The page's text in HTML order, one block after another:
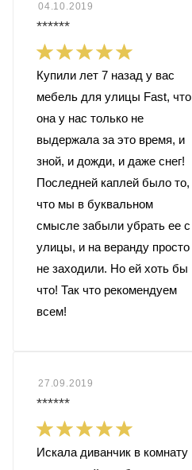
04.10.2019
******
Купили лет 7 назад у вас
мебель для улицы Fast, что
она у нас только не
выдержала за это время, и
зной, и дожди, и даже снег!
Последней каплей было то,
что мы в буквальном
смысле забыли убрать ее с
улицы, и на веранду просто
не заходили. Но ей хоть бы
что! Так что рекомендуем
всем!
27.09.2019
******
Искала диванчик в комнату